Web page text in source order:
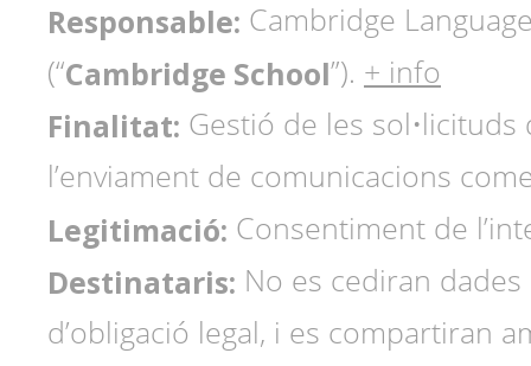
Responsable: Cambridge
(“Cambridge School”). + info
Finalitat: Gestió de les sol•licituds
l’enviament de comunicacions
Legitimació: Consentiment de
Destinataris: No es cediran
d’obligació legal, i es compartiran